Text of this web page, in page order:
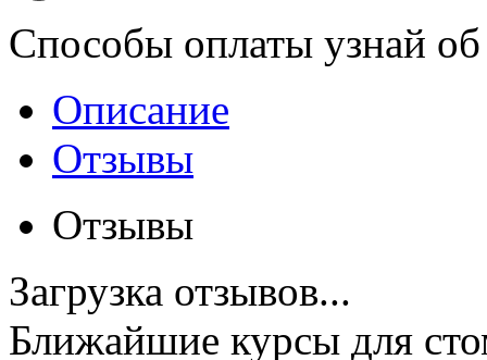
Способы оплаты узнай
Описание
Отзывы
Отзывы
Загрузка отзывов...
Ближайшие курсы для